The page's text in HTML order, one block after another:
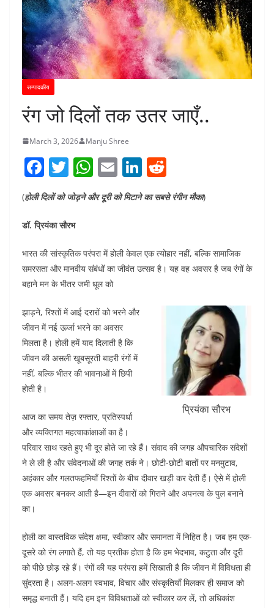
सम्पादकीय
रंग जो दिलों तक उतर जाएँ..
March 3, 2026 Manju Shree
F
a
c
e
b
o
o
k
T
w
itt
er
W
h
at
A
p
p
E
m
ai
Li
k
dI
n
e
d
t
(होली दिलों को जोड़ने और दूरी को मिटाने का सबसे रंगीन मौका)
डॉ. प्रियंका सौरभ
भारत की सांस्कृतिक परंपरा में होली केवल एक त्योहार नहीं, बल्कि सामाजिक
समरसता और मानवीय संबंधों का जीवंत उत्सव है। यह वह अवसर है जब रंगों के
बहाने मन के भीतर जमी धूल को
प्रियंका सौरभ
झाड़ने, रिश्तों में आई दरारों को भरने और
जीवन में नई ऊर्जा भरने का अवसर
मिलता है। होली हमें याद दिलाती है कि
जीवन की असली खूबसूरती बाहरी रंगों में
नहीं, बल्कि भीतर की भावनाओं में छिपी
होती है।
आज का समय तेज़ रफ्तार, प्रतिस्पर्धा
और व्यक्तिगत महत्वाकांक्षाओं का है।
परिवार साथ रहते हुए भी दूर होते जा रहे हैं। संवाद की जगह औपचारिक संदेशों
ने ले ली है और संवेदनाओं की जगह तर्क ने। छोटी-छोटी बातों पर मनमुटाव,
अहंकार और गलतफहमियाँ रिश्तों के बीच दीवार खड़ी कर देती हैं। ऐसे में होली
एक अवसर बनकर आती है—इन दीवारों को गिराने और अपनत्व के पुल बनाने
का।
होली का वास्तविक संदेश क्षमा, स्वीकार और समानता में निहित है। जब हम एक-
दूसरे को रंग लगाते हैं, तो यह प्रतीक होता है कि हम भेदभाव, कटुता और दूरी
को पीछे छोड़ रहे हैं। रंगों की यह परंपरा हमें सिखाती है कि जीवन में विविधता ही
सुंदरता है। अलग-अलग स्वभाव, विचार और संस्कृतियाँ मिलकर ही समाज को
समृद्ध बनाती हैं। यदि हम इन विविधताओं को स्वीकार कर लें, तो अधिकांश